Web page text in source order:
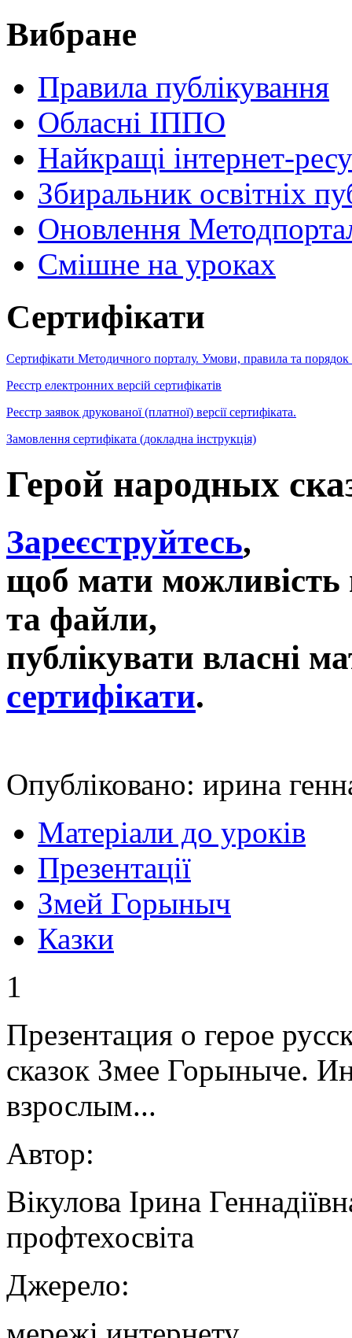
Вибране
Правила публікування
Обласні ІППО
Найкращі інтернет-
Збиральник освітніх
Оновлення
Cмішне на уроках
Сертифікати
Сертифікати Методичного порталу. Умови, правила та порядок
Реєстр електронних версій сертифікатів
Реєстр заявок друкованої (платної) версії сертифіката.
Замовлення сертифіката (докладна інструкція)
Герой народных
Зареєструйтесь,
щоб мати можливість
та файли,
публікувати власні
сертифікати.
Опубліковано: ирина
Матеріали до уроків
Презентації
Змей Горыныч
Казки
1
Презентация о герое
сказок Змее Горыныче.
взрослым...
Автор:
Вікулова Ірина
профтехосвіта
Джерело: